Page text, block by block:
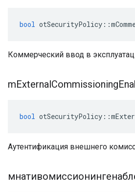
bool otSecurityPolicy ::
Коммерческий ввод в
mExternalCommissioning
bool otSecurityPolicy ::
Аутентификация внешнего